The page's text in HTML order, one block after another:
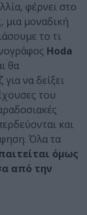
φέρνει στο
μια μοναδική
το τι
Hoda
θα
να δείξει
του
και
Όλα τα
όμως
από την